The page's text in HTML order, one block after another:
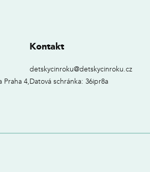
Praha 4,
Kontakt
detskycinroku@detskycinroku.cz
Datová schránka: 36ipr8a